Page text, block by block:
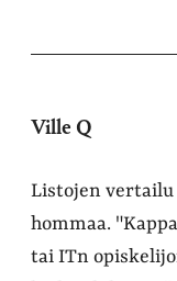
Ville Q
Listojen vertailu
hommaa.
tai ITn